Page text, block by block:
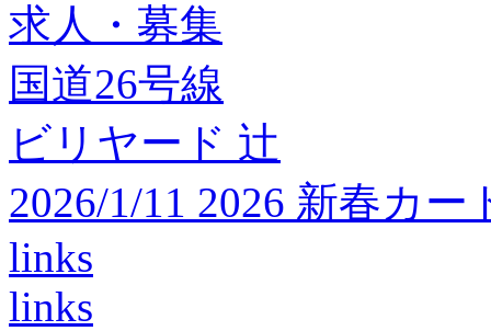
求人・募集
国道26号線
ビリヤード 辻
2026/1/11 2026 新春カ
links
links